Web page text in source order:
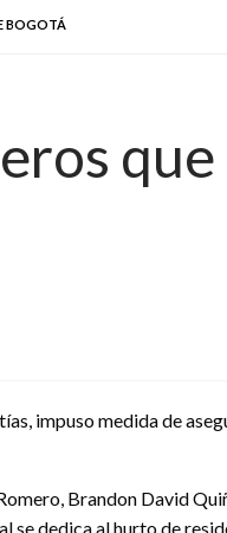
BOGOTÁ
impuso medida de
Brandon David
se dedica al hurto de